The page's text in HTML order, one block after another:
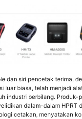
dan siri pencetak terima,
luar biasa, telah menjadi
industri berbilang. Produk-
dalam-dalam HPRT
cetakan, menyatakan